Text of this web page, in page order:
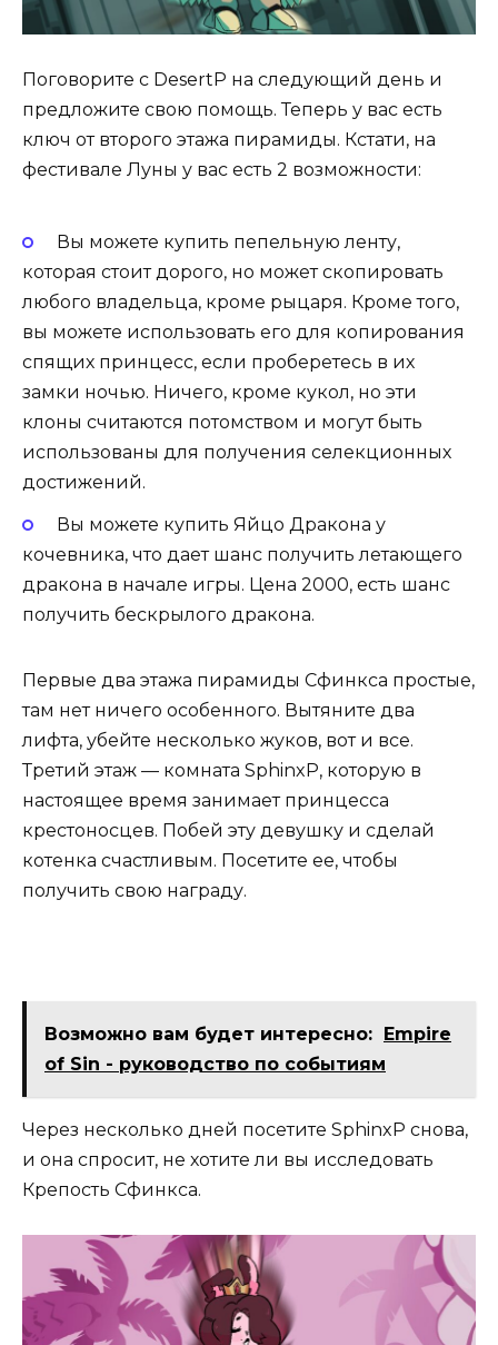
Поговорите с DesertP на следующий день и
предложите свою помощь. Теперь у вас есть
ключ от второго этажа пирамиды. Кстати, на
фестивале Луны у вас есть 2 возможности:
Вы можете купить пепельную ленту,
которая стоит дорого, но может скопировать
любого владельца, кроме рыцаря. Кроме того,
вы можете использовать его для копирования
спящих принцесс, если проберетесь в их
замки ночью. Ничего, кроме кукол, но эти
клоны считаются потомством и могут быть
использованы для получения селекционных
достижений.
Вы можете купить Яйцо Дракона у
кочевника, что дает шанс получить летающего
дракона в начале игры. Цена 2000, есть шанс
получить бескрылого дракона.
Первые два этажа пирамиды Сфинкса простые,
там нет ничего особенного. Вытяните два
лифта, убейте несколько жуков, вот и все.
Третий этаж — комната SphinxP, которую в
настоящее время занимает принцесса
крестоносцев. Побей эту девушку и сделай
котенка счастливым. Посетите ее, чтобы
получить свою награду.
Возможно вам будет интересно: Empire
of Sin - руководство по событиям
Через несколько дней посетите SphinxP снова,
и она спросит, не хотите ли вы исследовать
Крепость Сфинкса.